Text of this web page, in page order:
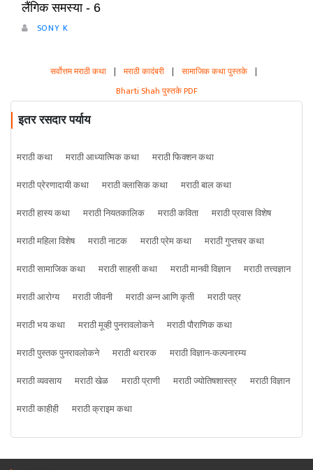
लैंगिक समस्या - 6
SONY K
सर्वोत्तम मराठी कथा | मराठी कादंबरी | सामाजिक कथा पुस्तके |
Bharti Shah पुस्तके PDF
इतर रसदार पर्याय
मराठी कथा मराठी आध्यात्मिक कथा
मराठी फिक्शन कथा
मराठी प्रेरणादायी कथा
मराठी क्लासिक कथा
मराठी बाल कथा
मराठी हास्य कथा
मराठी नियतकालिक मराठी कविता
मराठी प्रवास विशेष
मराठी महिला विशेष
मराठी नाटक मराठी प्रेम कथा
मराठी गुप्तचर कथा
मराठी सामाजिक कथा
मराठी साहसी कथा मराठी मानवी विज्ञान
मराठी तत्त्वज्ञान
मराठी आरोग्य
मराठी जीवनी मराठी अन्न आणि कृती
मराठी पत्र
मराठी भय कथा
मराठी मूव्ही पुनरावलोकने
मराठी पौराणिक कथा
मराठी पुस्तक पुनरावलोकने
मराठी थरारक
मराठी विज्ञान-कल्पनारम्य
मराठी व्यवसाय
मराठी खेळ मराठी प्राणी मराठी ज्योतिषशास्त्र
मराठी विज्ञान
मराठी काहीही
मराठी क्राइम कथा